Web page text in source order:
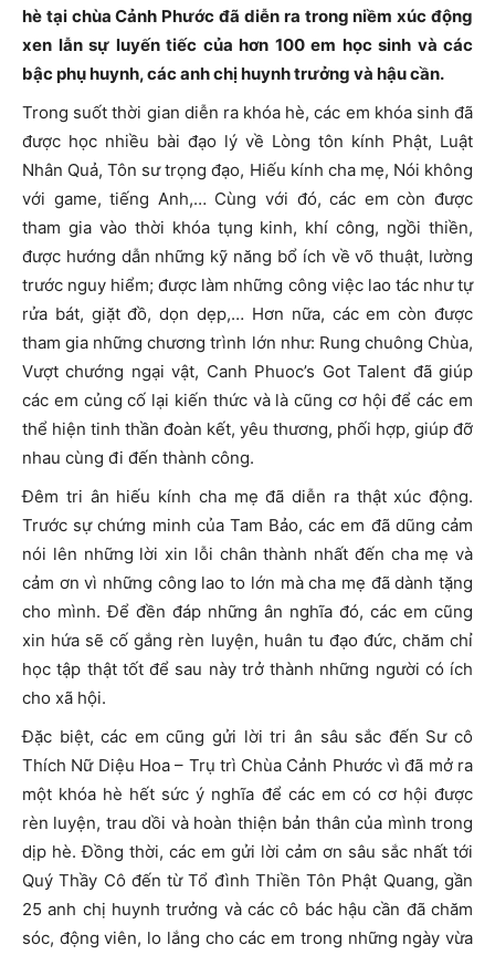
hè tại chùa Cảnh Phước đã diễn ra trong niềm xúc động
xen lẫn sự luyến tiếc của hơn 100 em học sinh và các
bậc phụ huynh, các anh chị huynh trưởng và hậu cần.
Trong suốt thời gian diễn ra khóa hè, các em khóa sinh đã
được học nhiều bài đạo lý về Lòng tôn kính Phật, Luật
Nhân Quả, Tôn sư trọng đạo, Hiếu kính cha mẹ, Nói không
với game, tiếng Anh,… Cùng với đó, các em còn được
tham gia vào thời khóa tụng kinh, khí công, ngồi thiền,
được hướng dẫn những kỹ năng bổ ích về võ thuật, lường
trước nguy hiểm; được làm những công việc lao tác như tự
rửa bát, giặt đồ, dọn dẹp,… Hơn nữa, các em còn được
tham gia những chương trình lớn như: Rung chuông Chùa,
Vượt chướng ngại vật, Canh Phuoc’s Got Talent đã giúp
các em củng cố lại kiến thức và là cũng cơ hội để các em
thể hiện tinh thần đoàn kết, yêu thương, phối hợp, giúp đỡ
nhau cùng đi đến thành công.
Đêm tri ân hiếu kính cha mẹ đã diễn ra thật xúc động.
Trước sự chứng minh của Tam Bảo, các em đã dũng cảm
nói lên những lời xin lỗi chân thành nhất đến cha mẹ và
cảm ơn vì những công lao to lớn mà cha mẹ đã dành tặng
cho mình. Để đền đáp những ân nghĩa đó, các em cũng
xin hứa sẽ cố gắng rèn luyện, huân tu đạo đức, chăm chỉ
học tập thật tốt để sau này trở thành những người có ích
cho xã hội.
Đặc biệt, các em cũng gửi lời tri ân sâu sắc đến Sư cô
Thích Nữ Diệu Hoa – Trụ trì Chùa Cảnh Phước vì đã mở ra
một khóa hè hết sức ý nghĩa để các em có cơ hội được
rèn luyện, trau dồi và hoàn thiện bản thân của mình trong
dịp hè. Đồng thời, các em gửi lời cảm ơn sâu sắc nhất tới
Quý Thầy Cô đến từ Tổ đình Thiền Tôn Phật Quang, gần
25 anh chị huynh trưởng và các cô bác hậu cần đã chăm
sóc, động viên, lo lắng cho các em trong những ngày vừa